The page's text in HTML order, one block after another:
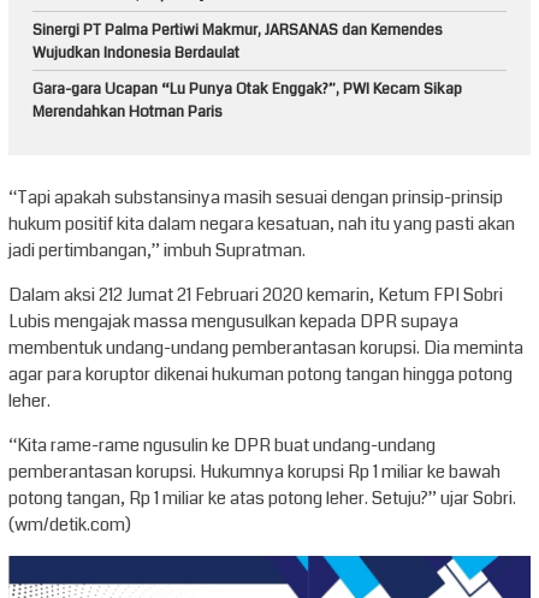
Sinergi PT Palma Pertiwi Makmur, JARSANAS dan Kemendes
Wujudkan Indonesia Berdaulat
Gara-gara Ucapan “Lu Punya Otak Enggak?”, PWI Kecam Sikap
Merendahkan Hotman Paris
“Tapi apakah substansinya masih sesuai dengan prinsip-prinsip
hukum positif kita dalam negara kesatuan, nah itu yang pasti akan
jadi pertimbangan,” imbuh Supratman.
Dalam aksi 212 Jumat 21 Februari 2020 kemarin, Ketum FPI Sobri
Lubis mengajak massa mengusulkan kepada DPR supaya
membentuk undang-undang pemberantasan korupsi. Dia meminta
agar para koruptor dikenai hukuman potong tangan hingga potong
leher.
“Kita rame-rame ngusulin ke DPR buat undang-undang
pemberantasan korupsi. Hukumnya korupsi Rp 1 miliar ke bawah
potong tangan, Rp 1 miliar ke atas potong leher. Setuju?” ujar Sobri.
(wm/detik.com)